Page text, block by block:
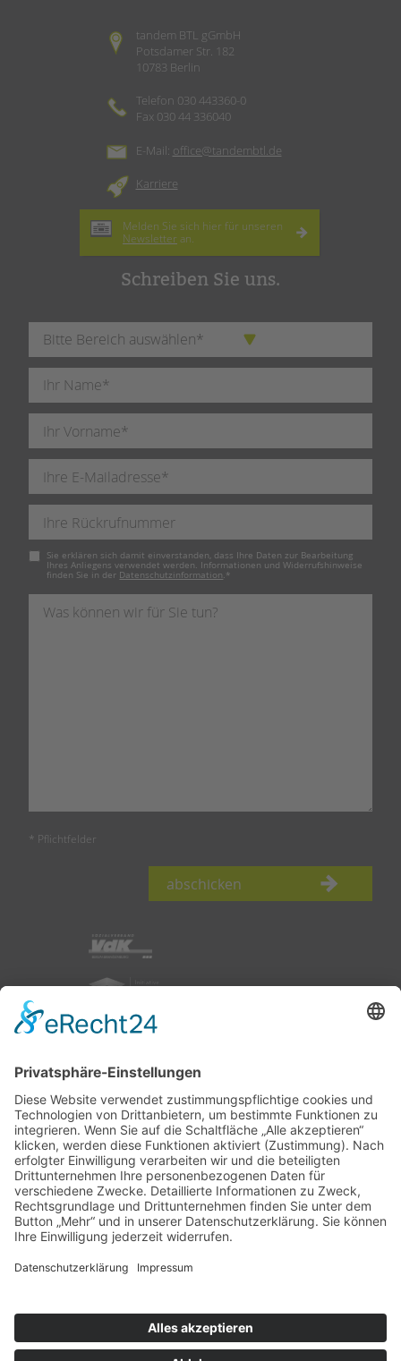
tandem BTL gGmbH
Potsdamer Str. 182
10783 Berlin
Telefon 030 443360-0
Fax 030 44 336040
E-Mail: office@tandembtl.de
Karriere
Melden Sie sich hier für unseren
Newsletter an.
Schreiben Sie uns.
Pflichtfeld
Sie erklären sich damit einverstanden, dass Ihre Daten zur Bearbeitung
Ihres Anliegens verwendet werden. Informationen und Widerrufshinweise
finden Sie in der Datenschutzinformation. *
* Pflichtfelder
abschicken
nach oben
Impressum|Datenschutz